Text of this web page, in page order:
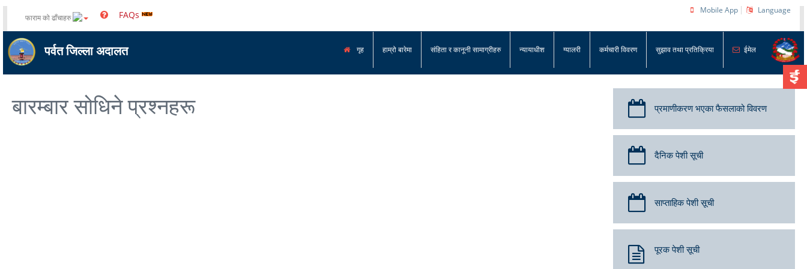
फाराम को ढाँचाहरु FAQs Mobile App Language
पर्वत जिल्ला अदालत गृह हाम्रो बारेमा संहिता र कानूनी सामाग्रीहरु न्यायाधीश ग्यालरी कर्मचारी विवरण सुझाव तथा प्रतिक्रिया ईमेल
बारम्बार सोधिने प्रश्नहरू प्रमाणीकरण भएका फैसलाको विवरण
दैनिक पेशी सूची
साप्ताहिक पेशी सूची
पूरक पेशी सूची